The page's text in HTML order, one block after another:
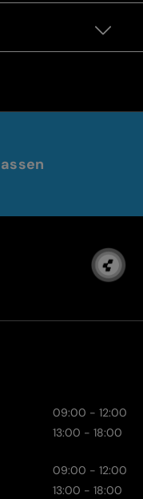
09:00 - 12:00
13:00 - 18:00
09:00 - 12:00
13:00 - 18:00